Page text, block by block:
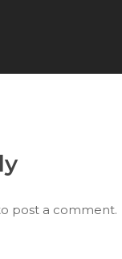
post a comment.